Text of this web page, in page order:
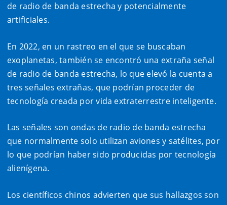
de radio de banda estrecha y potencialmente
artificiales.
En 2022, en un rastreo en el que se buscaban
exoplanetas, también se encontró una extraña señal
de radio de banda estrecha, lo que elevó la cuenta a
tres señales extrañas, que podrían proceder de
tecnología creada por vida extraterrestre inteligente.
Las señales son ondas de radio de banda estrecha
que normalmente solo utilizan aviones y satélites, por
lo que podrían haber sido producidas por tecnología
alienígena.
Los científicos chinos advierten que sus hallazgos son